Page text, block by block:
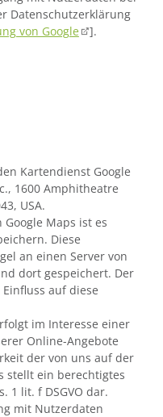
Datenschutzerklärung
von Google ].
Kartendienst Google
1600 Amphitheatre
USA.
Maps ist es
Diese
an einen Server von
dort gespeichert. Der
auf diese
im Interesse einer
Online-Angebote
der von uns auf der
stellt ein berechtigtes
1 lit. f DSGVO dar.
mit Nutzerdaten